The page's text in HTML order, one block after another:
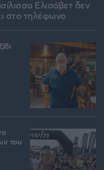
Ελισάβετ δεν
στο τηλέφωνο
του